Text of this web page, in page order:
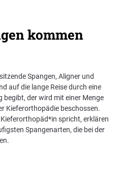
kommen
Spangen, Aligner und
auf die lange Reise durch eine
der wird mit einer Menge
Kieferorthopädie beschossen.
spricht, erklären
Spangenarten, die bei der